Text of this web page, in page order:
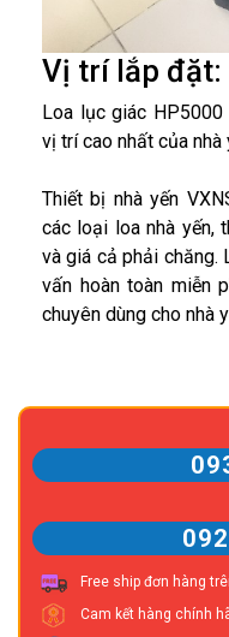
Vị trí lắp đặt:
Loa lục giác
vị trí cao nhất của nhà
Thiết bị nhà yến
các loại loa nhà yến,
và giá cả phải
vấn hoàn toàn miễn
chuyên dùng cho nhà
Free ship đơn hàng
Cam kết hàng chính